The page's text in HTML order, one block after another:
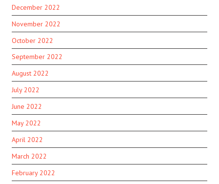
December 2022
November 2022
October 2022
September 2022
August 2022
July 2022
June 2022
May 2022
April 2022
March 2022
February 2022